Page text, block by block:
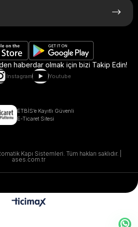
haberdar olmak için bizi Takip Edin!
Instagram Youtube
ETBİS’e Kayıtlı Güvenli
E-Ticaret Sitesi
Kapı Sistemleri. Tüm hakları saklıdır. |
ases.com.tr